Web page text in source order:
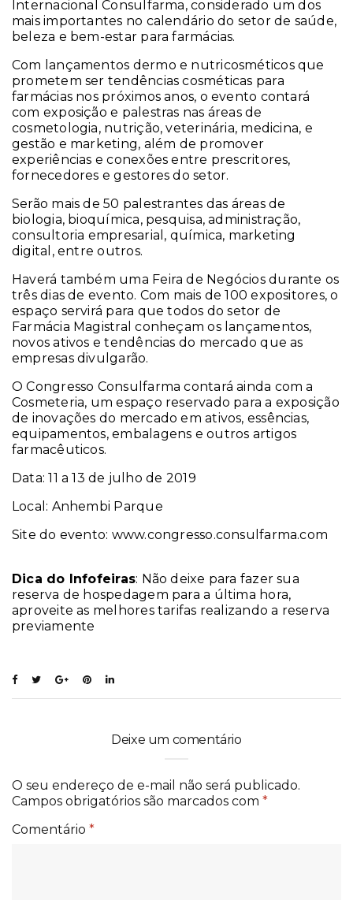
Internacional Consulfarma, considerado um dos
mais importantes no calendário do setor de saúde,
beleza e bem-estar para farmácias.
Com lançamentos dermo e nutricosméticos que
prometem ser tendências cosméticas para
farmácias nos próximos anos, o evento contará
com exposição e palestras nas áreas de
cosmetologia, nutrição, veterinária, medicina, e
gestão e marketing, além de promover
experiências e conexões entre prescritores,
fornecedores e gestores do setor.
Serão mais de 50 palestrantes das áreas de
biologia, bioquímica, pesquisa, administração,
consultoria empresarial, química, marketing
digital, entre outros.
Haverá também uma Feira de Negócios durante os
três dias de evento. Com mais de 100 expositores, o
espaço servirá para que todos do setor de
Farmácia Magistral conheçam os lançamentos,
novos ativos e tendências do mercado que as
empresas divulgarão.
O Congresso Consulfarma contará ainda com a
Cosmeteria, um espaço reservado para a exposição
de inovações do mercado em ativos, essências,
equipamentos, embalagens e outros artigos
farmacêuticos.
Data: 11 a 13 de julho de 2019
Local: Anhembi Parque
Site do evento: www.congresso.consulfarma.com
Dica do Infofeiras: Não deixe para fazer sua
reserva de hospedagem para a última hora,
aproveite as melhores tarifas realizando a reserva
previamente
Deixe um comentário
O seu endereço de e-mail não será publicado.
Campos obrigatórios são marcados com *
Comentário *